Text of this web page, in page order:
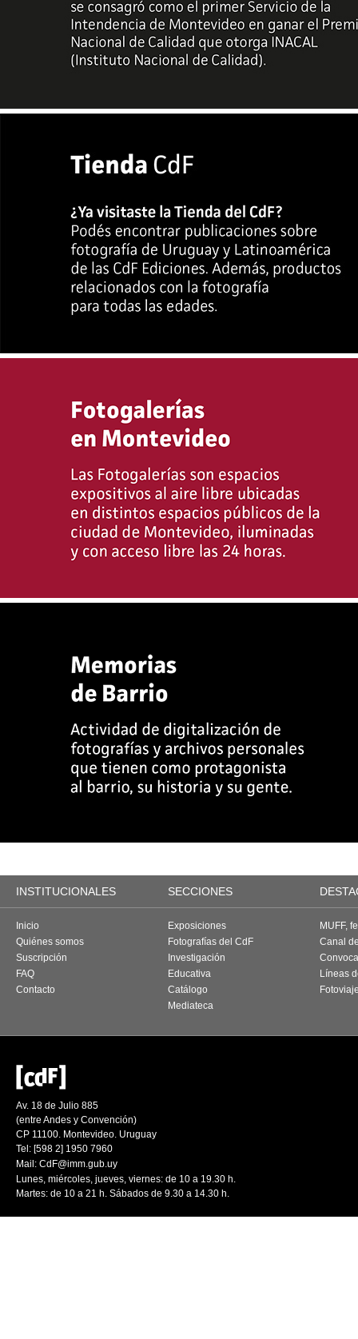
INSTITUCIONALES SECCIONES
Inicio
Quiénes somos
Suscripción
FAQ
Contacto
Exposiciones
Fotografías del CdF
Investigación
Educativa
Catálogo
Mediateca
MUFF,
Canal
Líneas
Av. 18 de Julio 885
(entre Andes y Convención)
CP 11100. Montevideo. Uruguay
Tel: [598 2] 1950 7960
Mail: CdF@imm.gub.uy
Lunes, miércoles, jueves, viernes: de 10 a 19.30 h.
Martes: de 10 a 21 h. Sábados de 9.30 a 14.30 h.